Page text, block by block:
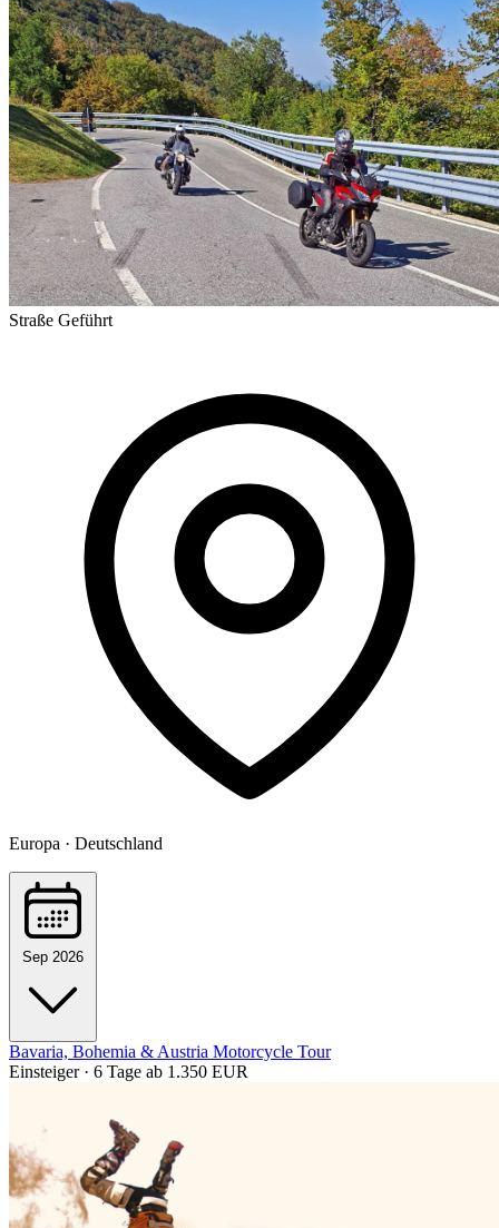
Straße Geführt
Europa · Deutschland
Sep 2026
Bavaria, Bohemia & Austria Motorcycle Tour
Einsteiger · 6 Tage ab 1.350 EUR